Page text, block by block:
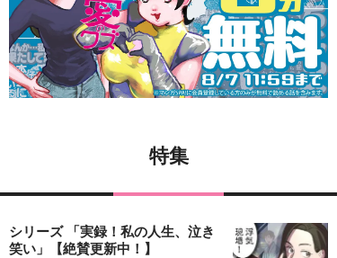
特集
シリーズ 「実録！私の人生、泣き
笑い」【絶賛更新中！】